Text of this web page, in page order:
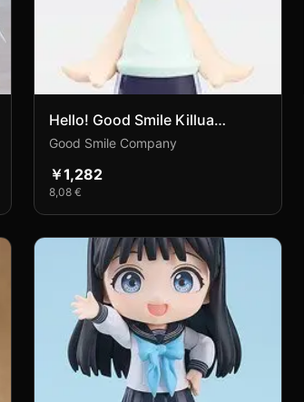
Hello! Good Smile Killua
Zoldyck (PVC Figure)
Good Smile Company
￥1,282
8,08 €